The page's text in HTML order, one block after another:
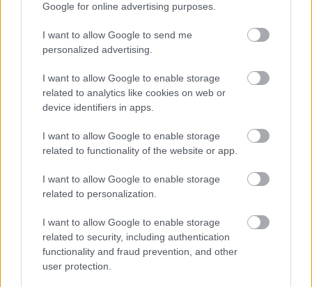
Google for online advertising purposes.
I want to allow Google to send me
personalized advertising.
I want to allow Google to enable storage
related to analytics like cookies on web or
device identifiers in apps.
I want to allow Google to enable storage
related to functionality of the website or app.
I want to allow Google to enable storage
related to personalization.
I want to allow Google to enable storage
related to security, including authentication
functionality and fraud prevention, and other
user protection.
Közeli helyeken
• 2010. március 03.
Ezerszer emlegetett bullshit duma, hogy az internet
azért (is) jó, mert itt célozhatóak a hirdetések. Igen.
Elvben. Aztán jön a gyakorlat, és mi szívunk,
üzletet csinál: konkrétan ételt lehet nála rendelni
Budapest bizonyos…
Meghosszabbítva
• 2010. február 20.
Az a jó az internetes megoldásokban, hogy könnyen,
költséghatékonyan és elsősorban rugalmasan lehet